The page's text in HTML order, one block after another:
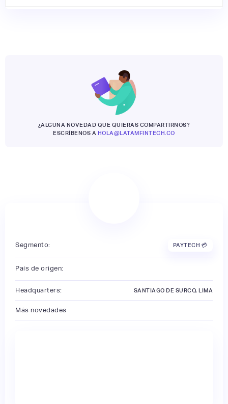
¿ALGUNA NOVEDAD QUE QUIERAS COMPARTIRNOS?
ESCRÍBENOS A HOLA@LATAMFINTECH.CO
Segmento: PAYTECH 💳
País de origen:
Headquarters: SANTIAGO DE SURCO, LIMA
Más novedades